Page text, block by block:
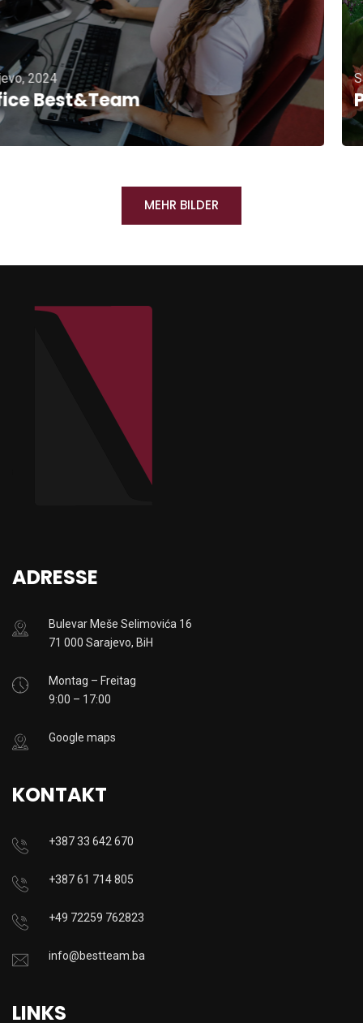
Sarajevo, 2024
Pauzenraum
MEHR BILDER
ADRESSE
Bulevar Meše Selimovića 16
71 000 Sarajevo, BiH
Montag – Freitag
9:00 – 17:00
Google maps
KONTAKT
+387 33 642 670
+387 61 714 805
+49 72259 762823
info@bestteam.ba
LINKS